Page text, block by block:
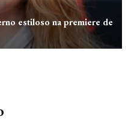
estiloso na premiere de